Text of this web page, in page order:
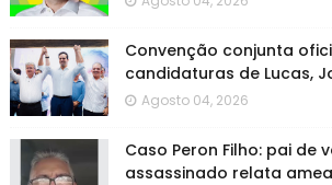
Convenção conjunta
candidaturas de Lucas,
Agosto 04, 2026
Caso Peron Filho: pai de
assassinado relata